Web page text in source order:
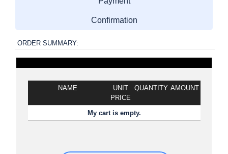
Confirmation
ORDER SUMMARY:
NAME
UNIT
PRICE
QUANTITY AMOUNT
My cart is empty.